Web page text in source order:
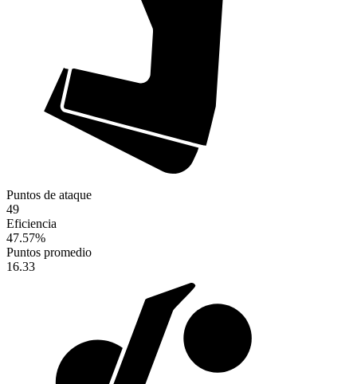
Puntos de ataque
49
Eficiencia
47.57%
Puntos promedio
16.33